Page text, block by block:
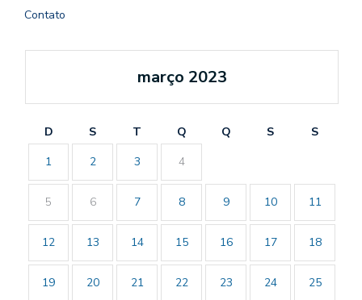
Contato
março 2023
D S T Q Q S
S
1
2 3 4
5 6 7 8 9 10 11
12 13 14 15 16 17 18
19 20 21 22 23 24 25